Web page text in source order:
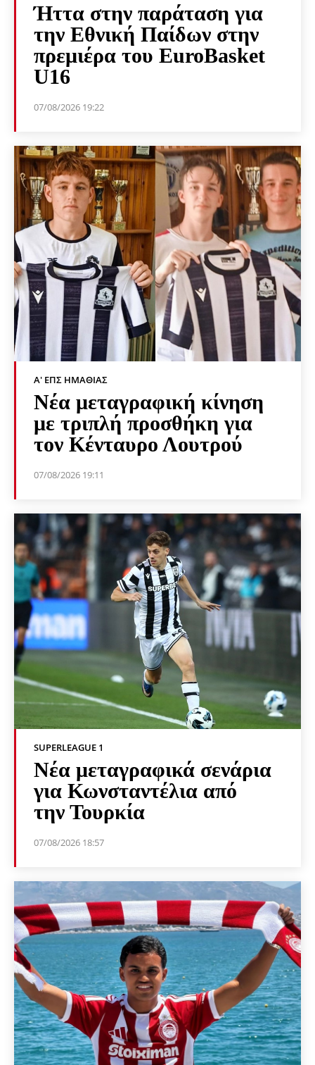
Ήττα στην παράταση για
την Εθνική Παίδων στην
πρεμιέρα του EuroBasket
U16
07/08/2026 19:22
Α' ΕΠΣ ΗΜΑΘΊΑΣ
Νέα μεταγραφική κίνηση
με τριπλή προσθήκη για
τον Κένταυρο Λουτρού
07/08/2026 19:11
SUPERLEAGUE 1
Νέα μεταγραφικά σενάρια
για Κωνσταντέλια από
την Τουρκία
07/08/2026 18:57